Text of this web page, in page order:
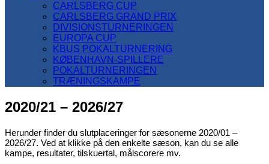
CARLSBERG CUP
CARLSBERG GRAND PRIX
DIVISIONSTURNERINGEN
EUROPA CUP
KBUS POKALTURNERING
KØBENHAVN-SPILLERE
POKALTURNERINGEN
TRÆNINGSKAMPE
2020/21 – 2026/27
Herunder finder du slutplaceringer for sæsonerne 2020/01 –
2026/27. Ved at klikke på den enkelte sæson, kan du se alle
kampe, resultater, tilskuertal, målscorere mv.